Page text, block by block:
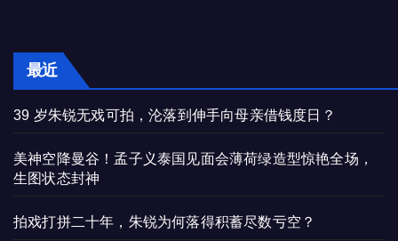
最近
39 岁朱锐无戏可拍，沦落到伸手向母亲借钱度日？
美神空降曼谷！孟子义泰国见面会薄荷绿造型惊艳全场，
生图状态封神
拍戏打拼二十年，朱锐为何落得积蓄尽数亏空？